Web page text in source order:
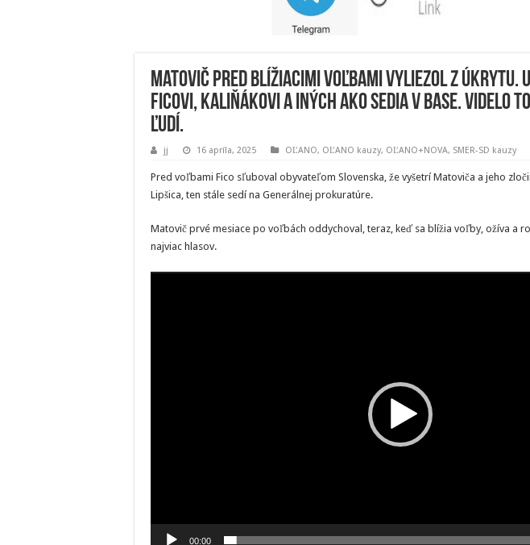
Matovič pred blížiacimi voľbami vyliezol z úkrytu.
Ficovi, Kaliňákovi a iných ako sedia v base. Videlo
ľudí.
jj 16 apríla, 2025 OĽANO, OĽANO kauzy, OĽANO+NOVA, SMER-SD kauzy
Pred voľbami Fico sľuboval obyvateľom Slovenska, že vyšetrí Matoviča a jeho
Lipšica, ten stále sedí na Generálnej prokuratúre.
Matovič prvé mesiace po voľbách oddychoval, teraz, keď sa blížia voľby, ožíva a
najviac hlasov.
00:00